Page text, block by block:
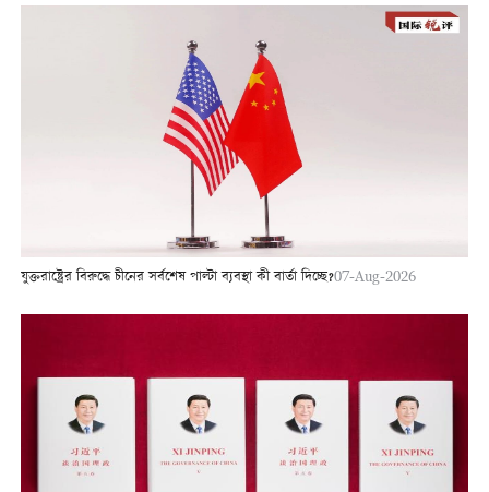
যুক্তরাষ্ট্রের বিরুদ্ধে চীনের সর্বশেষ পাল্টা ব্যবস্থা কী বার্তা দিচ্ছে?07-Aug-2026